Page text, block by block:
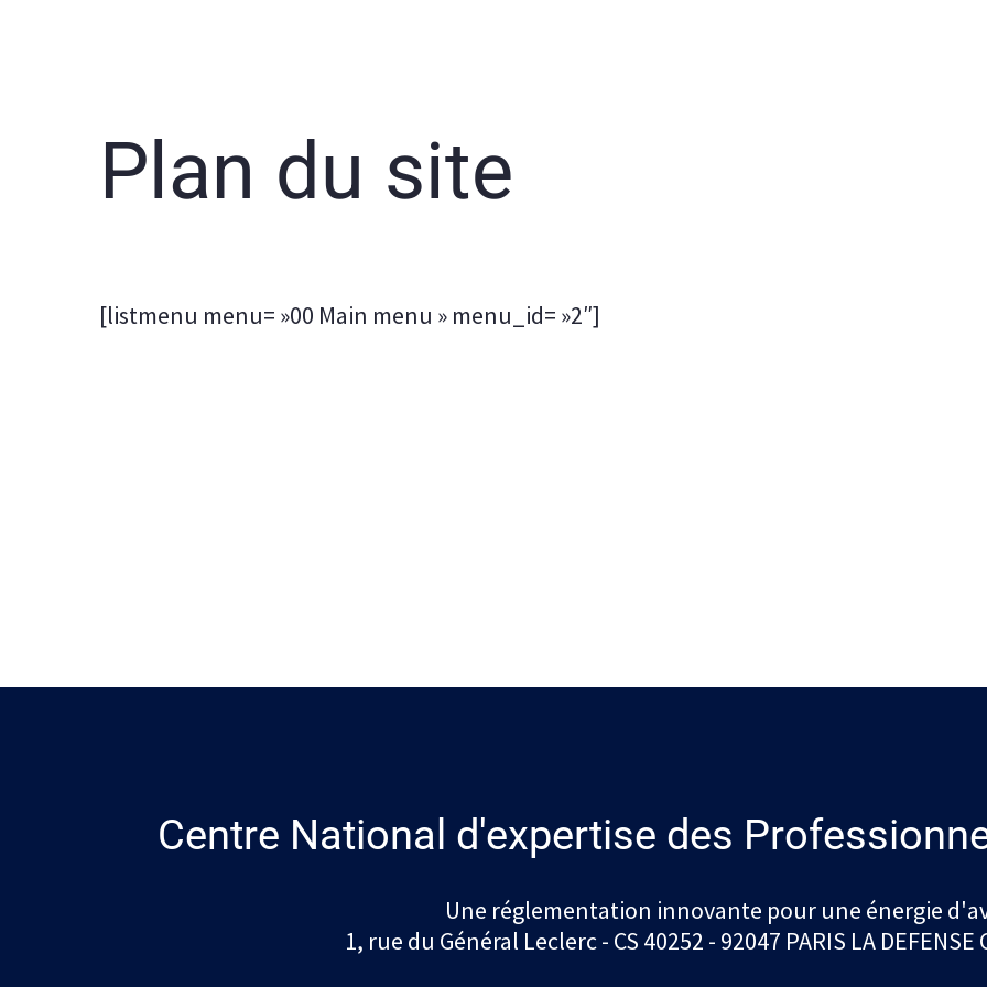
Plan du site
[listmenu menu= »00 Main menu » menu_id= »2″]
Centre National d'expertise des
Une réglementation innovante pour une énergie
1, rue du Général Leclerc - CS 40252 - 92047 PARIS LA DEFENSE